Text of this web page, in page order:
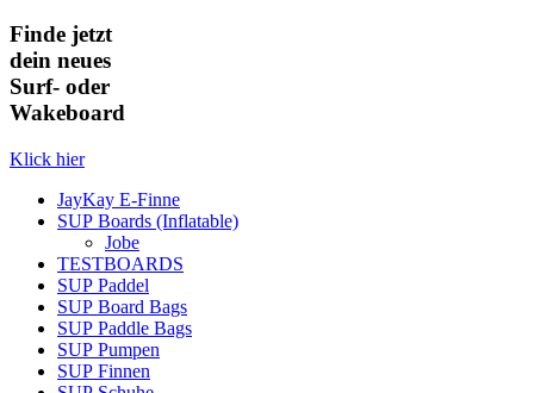
Finde jetzt
dein neues
Surf- oder
Wakeboard
Klick hier
JayKay E-Finne
SUP Boards (Inflatable)
Jobe
TESTBOARDS
SUP Paddel
SUP Board Bags
SUP Paddle Bags
SUP Pumpen
SUP Finnen